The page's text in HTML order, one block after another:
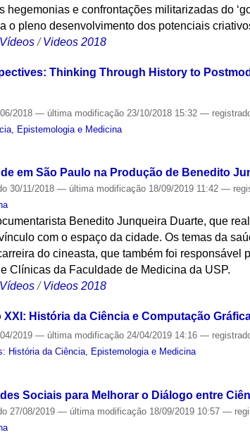
hegemonias e confrontações militarizadas do
o pleno desenvolvimento dos potenciais
Vídeos /Videos 2018
Thinking Through History to
2018— última modificação 23/10/2018 15:32—
Epistemologia e Medicina
em São Paulo na Produção de Benedito
30/11/2018— última modificação 18/09/2019 11:42—
Benedito Junqueira Duarte, que
com o espaço da cidade. Os temas da
do cineasta, que também foi responsável
Clínicas da Faculdade de Medicina da USP.
Vídeos /Videos 2018
História da Ciência e Computação
2019— última modificação 24/04/2019 14:16—
História da Ciência, Epistemologia e Medicina
Sociais para Melhorar o Diálogo entre
27/08/2019— última modificação 18/09/2019 10:57—